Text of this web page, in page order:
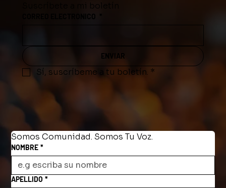
Suscríbete a mi boletín
CORREO ELECTRONICO
ENVIAR
Sí, suscríbeme a tu boletín. *
Somos Comunidad. Somos Tu Voz.
NOMBRE *
APELLIDO *